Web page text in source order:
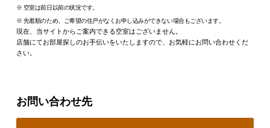
※ 空室は前日以前の状況です。
※ 先着順のため、ご希望の住戸がなくお申し込みができない場合もございます。
現在、当サイトからご案内できる空室はございません。
店舗にてお部屋探しのお手伝いをいたしますので、お気軽にお問い合わせくだ
さい。
お問い合わせ先